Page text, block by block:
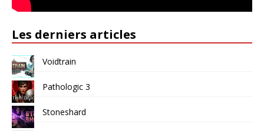
Les derniers articles
Voidtrain
Pathologic 3
Stoneshard